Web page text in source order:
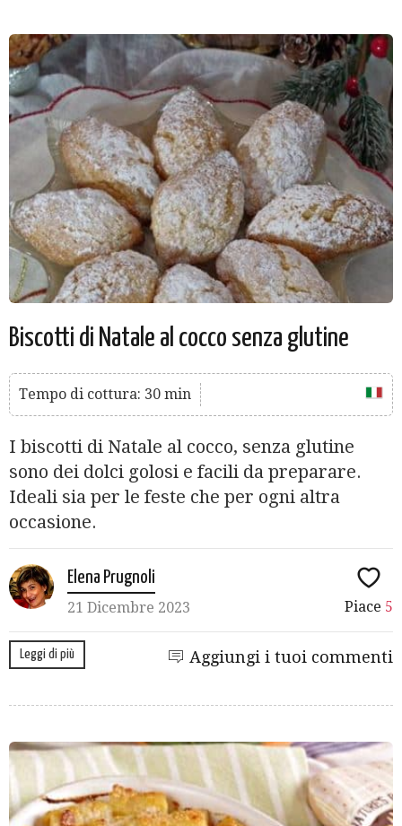
Biscotti di Natale al cocco senza glutine
Tempo di cottura: 30 min
I biscotti di Natale al cocco, senza glutine
sono dei dolci golosi e facili da preparare.
Ideali sia per le feste che per ogni altra
occasione.
Elena Prugnoli
21 Dicembre 2023 Piace 5
Leggi di più Aggiungi i tuoi commenti